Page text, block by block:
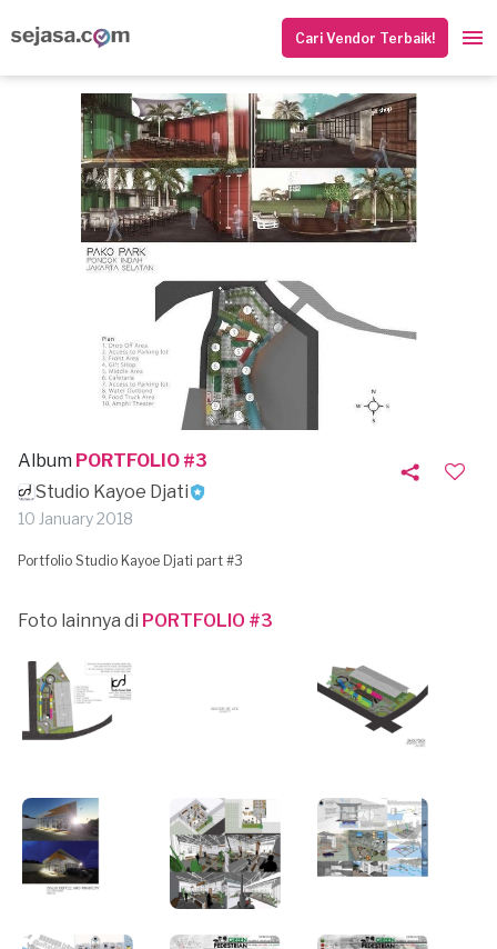
Cari Vendor Terbaik!
Album PORTFOLIO #3
Studio Kayoe Djati
10 January 2018
Portfolio Studio Kayoe Djati part #3
Foto lainnya di PORTFOLIO #3